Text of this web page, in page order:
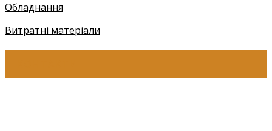
Обладнання
Витратні матеріали